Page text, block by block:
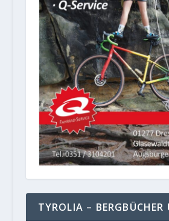
TYROLIA – BERGBÜCHER